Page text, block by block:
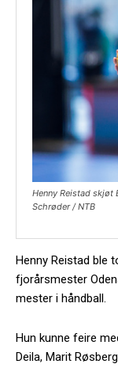
Henny Reistad skjøt
Schrøder / NTB
Henny Reistad ble
fjorårsmester
mester i håndball.
Hun kunne feire
Deila, Marit